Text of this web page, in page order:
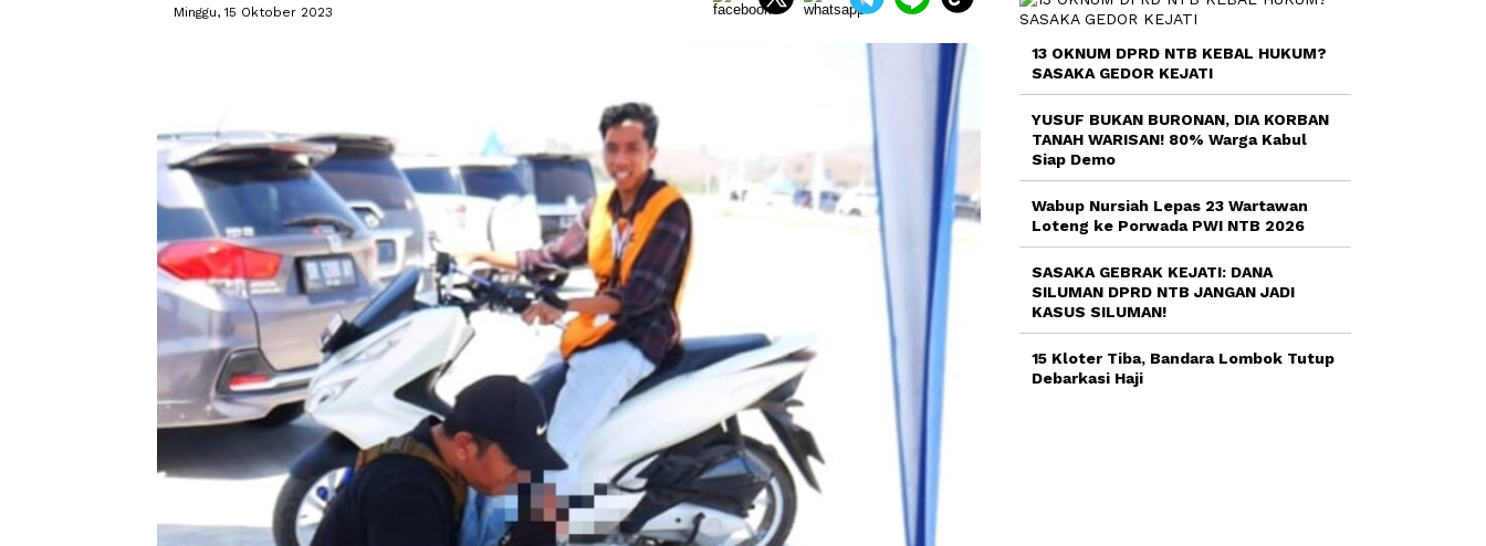
Minggu, 15 Oktober 2023
13 OKNUM DPRD NTB KEBAL HUKUM?
SASAKA GEDOR KEJATI
YUSUF BUKAN BURONAN, DIA KORBAN
TANAH WARISAN! 80% Warga Kabul
Siap Demo
Wabup Nursiah Lepas 23 Wartawan
Loteng ke Porwada PWI NTB 2026
SASAKA GEBRAK KEJATI: DANA
SILUMAN DPRD NTB JANGAN JADI
KASUS SILUMAN!
15 Kloter Tiba, Bandara Lombok Tutup
Debarkasi Haji